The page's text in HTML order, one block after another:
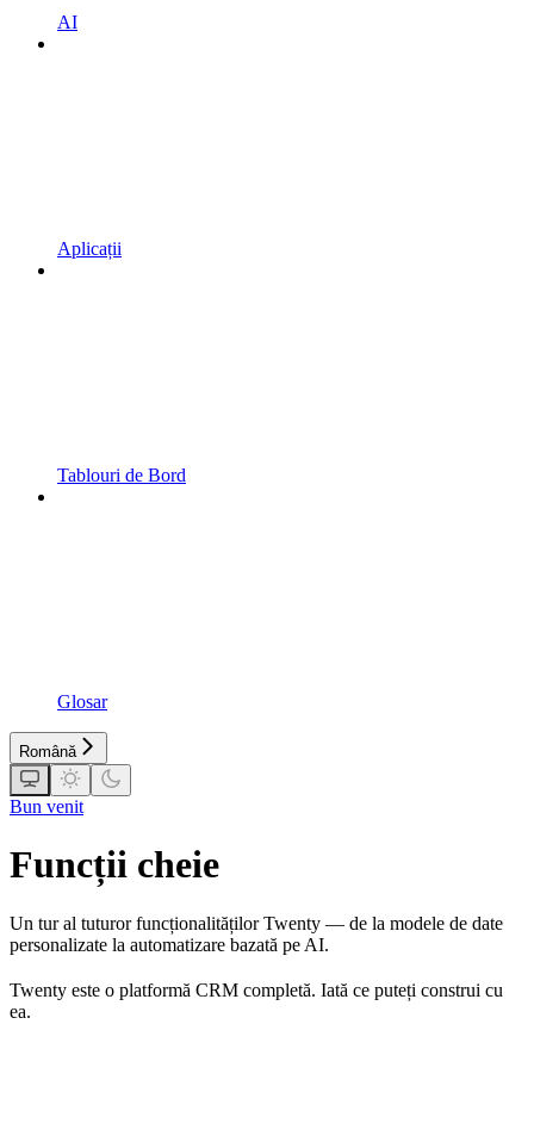
AI
Aplicații
Tablouri de Bord
Glosar
Română
Bun venit
Funcții cheie
Un tur al tuturor funcționalităților Twenty — de la modele de date
personalizate la automatizare bazată pe AI.
Twenty este o platformă CRM completă. Iată ce puteți construi cu
ea.